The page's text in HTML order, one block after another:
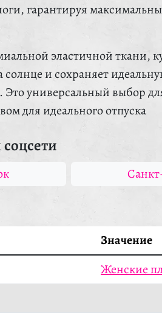
гарантируя
эластичной ткани,
солнце и сохраняет
универсальный выбор
для идеального отпуска
Значение
Женские